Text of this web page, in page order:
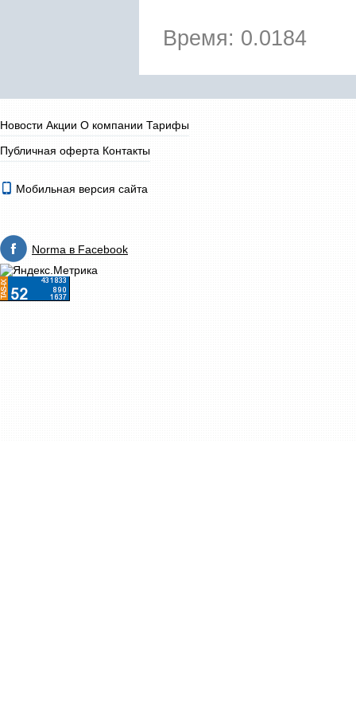
Время: 0.0184
Новости Акции О компании Тарифы
Публичная оферта Контакты
Мобильная версия сайта
Norma в Facebook